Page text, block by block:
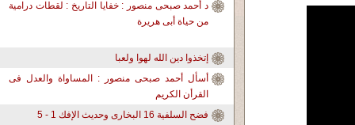
د أحمد صبحى منصور : خفايا التاريخ : لقطات درامية
من حياة أبى هريرة
إتخذوا دين الله لهوا ولعبا
أسأل أحمد صبحى منصور : المساواة والعدل فى
القرأن الكريم
فضح السلفية 16 البخارى وحديث الإفك 1 - 5